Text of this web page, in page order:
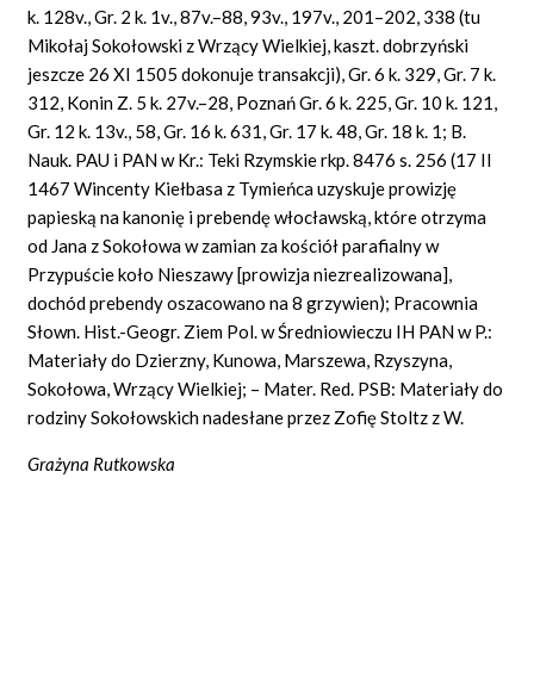
k. 128v., Gr. 2 k. 1v., 87v.–88, 93v., 197v., 201–202, 338 (tu
Mikołaj Sokołowski z Wrzący Wielkiej, kaszt. dobrzyński
jeszcze 26 XI 1505 dokonuje transakcji), Gr. 6 k. 329, Gr. 7 k.
312, Konin Z. 5 k. 27v.–28, Poznań Gr. 6 k. 225, Gr. 10 k. 121,
Gr. 12 k. 13v., 58, Gr. 16 k. 631, Gr. 17 k. 48, Gr. 18 k. 1; B.
Nauk. PAU i PAN w Kr.: Teki Rzymskie rkp. 8476 s. 256 (17 II
1467 Wincenty Kiełbasa z Tymieńca uzyskuje prowizję
papieską na kanonię i prebendę włocławską, które otrzyma
od Jana z Sokołowa w zamian za kościół parafialny w
Przypuście koło Nieszawy [prowizja niezrealizowana],
dochód prebendy oszacowano na 8 grzywien); Pracownia
Słown. Hist.-Geogr. Ziem Pol. w Średniowieczu IH PAN w P.:
Materiały do Dzierzny, Kunowa, Marszewa, Rzyszyna,
Sokołowa, Wrzący Wielkiej; – Mater. Red. PSB: Materiały do
rodziny Sokołowskich nadesłane przez Zofię Stoltz z W.
Grażyna Rutkowska